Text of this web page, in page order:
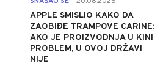
APPLE SMISLIO KAKO DA
ZAOBIĐE TRAMPOVE CARINE:
AKO JE PROIZVODNJA U KINI
PROBLEM, U OVOJ DRŽAVI
NIJE